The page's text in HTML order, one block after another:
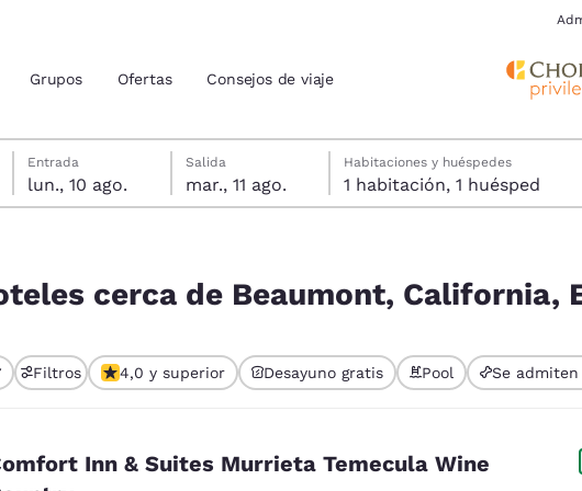
actuales
Español Español
Grupos Ofertas Consejos de viaje
lunes, 10 de agosto
Entrada
lun., 10 ago.
martes, 11 de agosto
Salida
mar., 11 ago.
Fecha de salida seleccionada: martes, 11 de agosto
Fecha de entrada seleccionada: lunes, 10 de agosto
Habitaciones y huéspedes
1 habitación, 1 huésped
cerca de Beaumont, California,
Filtros 4,0 y superior Desayuno gratis Pool Se
Inn & Suites Murrieta Temecula Wine